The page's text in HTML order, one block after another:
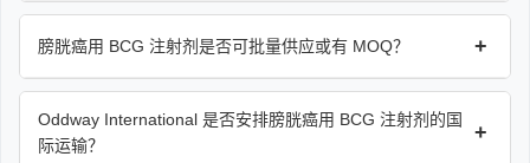
膀胱癌用 BCG 注射剂是否可批量供应或有 MOQ？ +
Oddway International 是否安排膀胱癌用 BCG 注射剂的国
际运输？
+